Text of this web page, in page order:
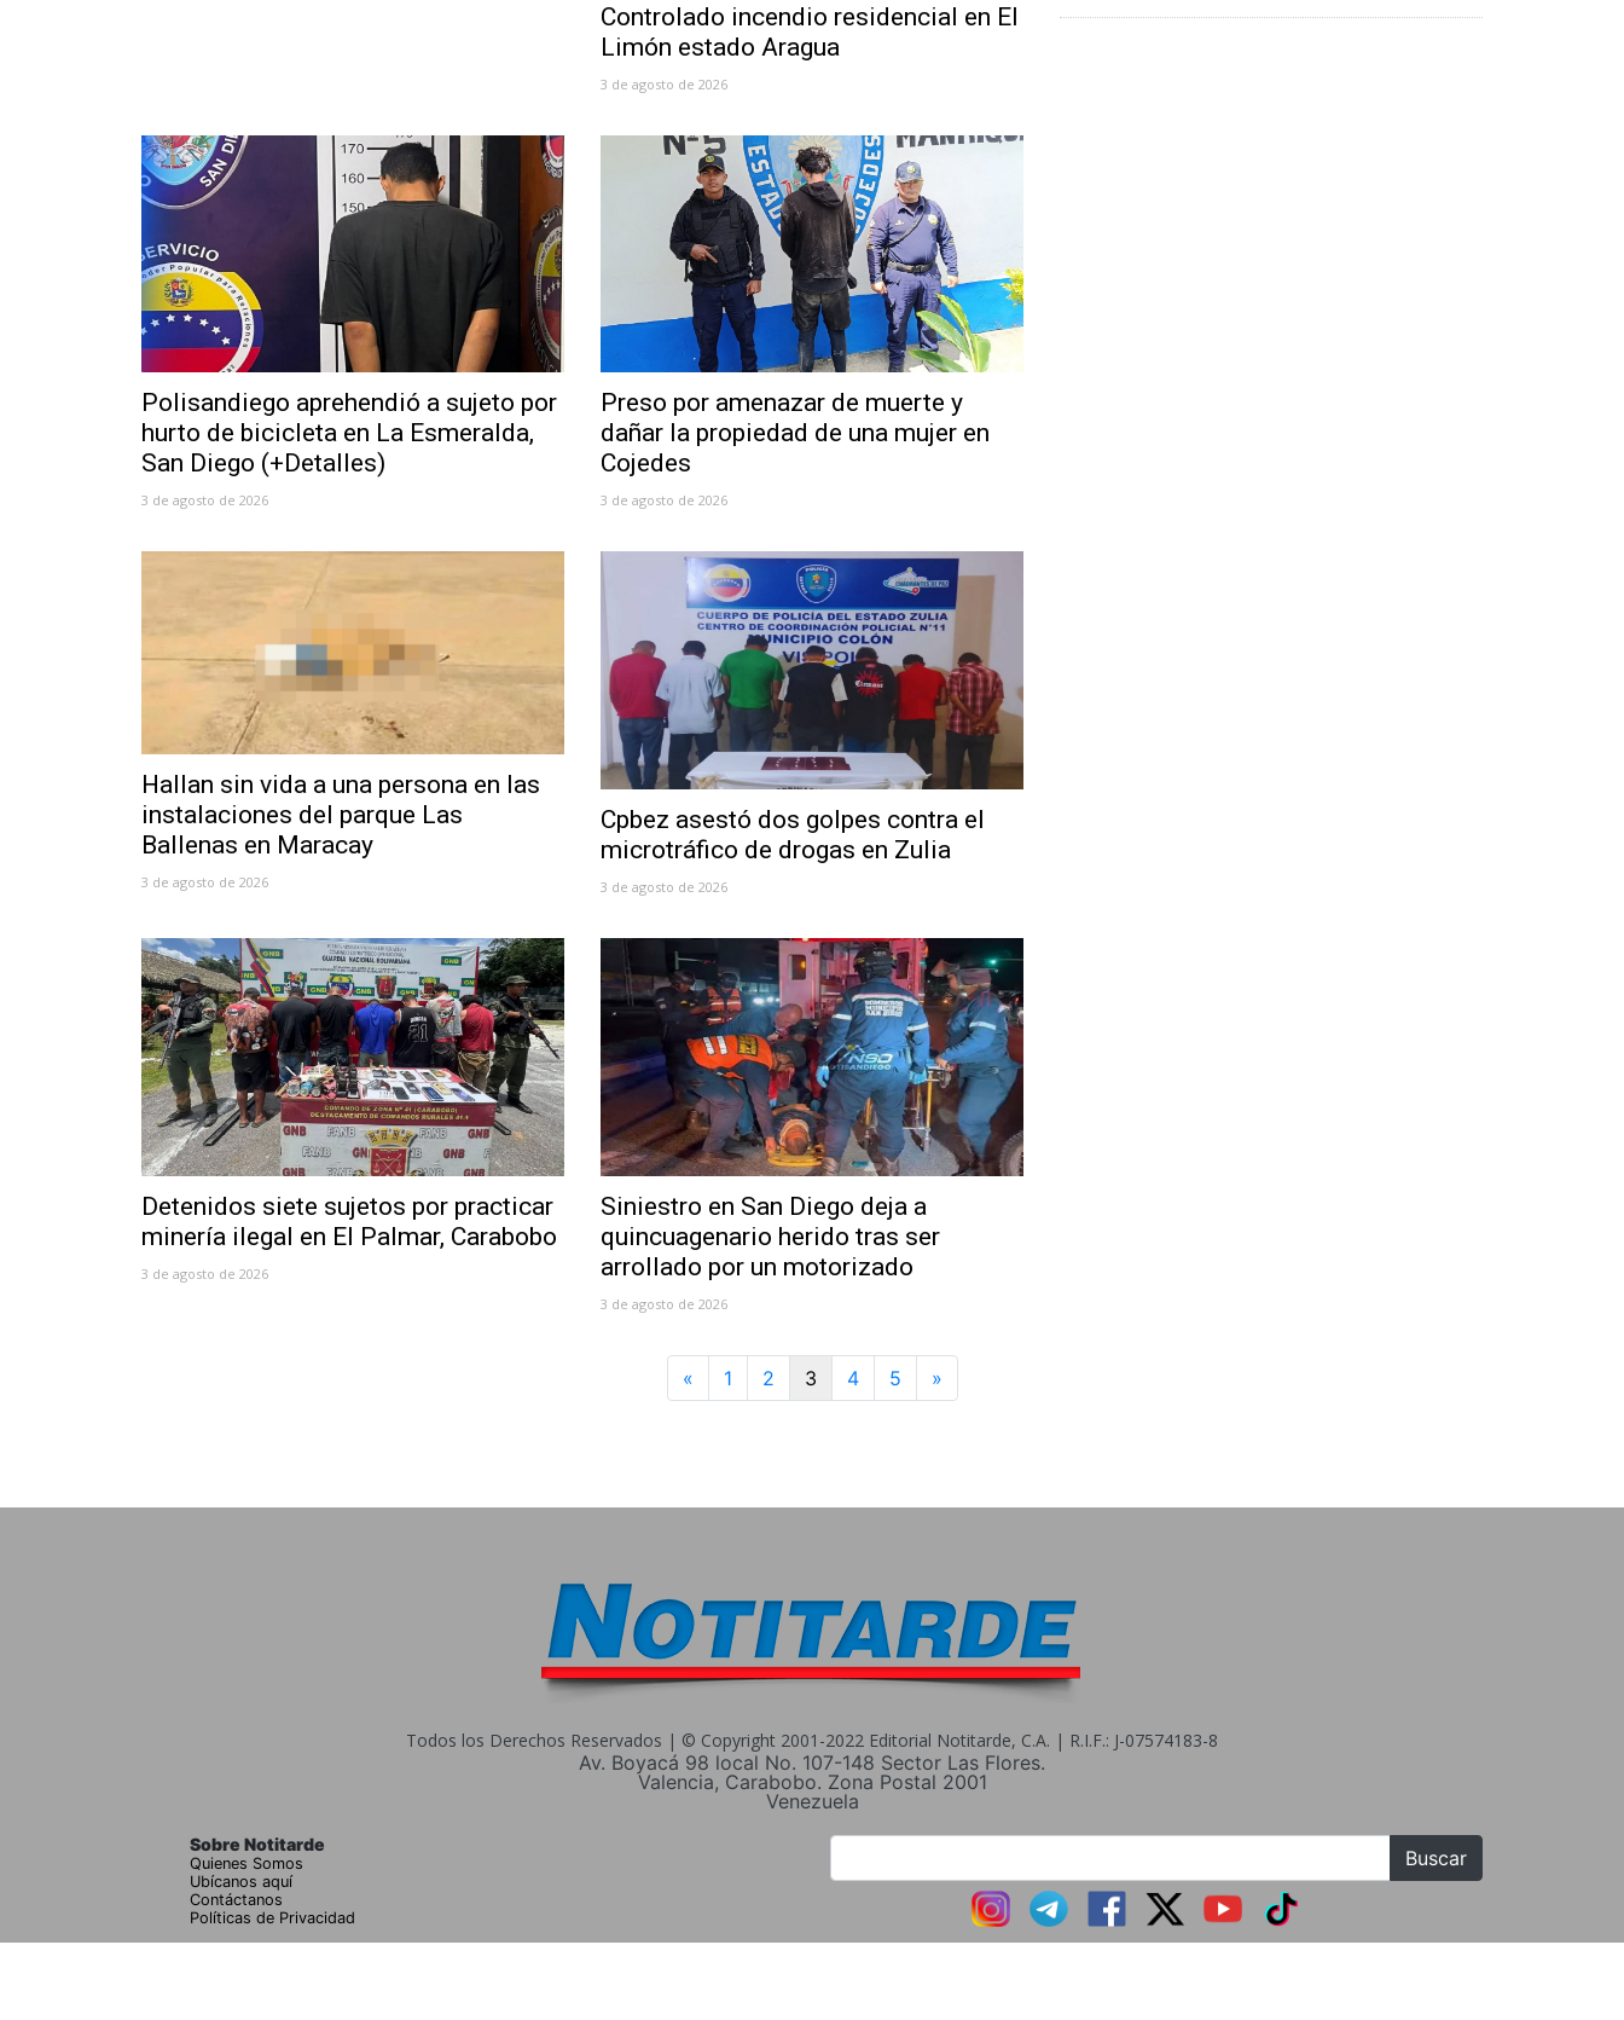
Controlado incendio residencial en El
Limón estado Aragua
3 de agosto de 2026
Polisandiego aprehendió a sujeto por
hurto de bicicleta en La Esmeralda,
San Diego (+Detalles)
3 de agosto de 2026
Preso por amenazar de muerte y
dañar la propiedad de una mujer en
Cojedes
3 de agosto de 2026
Hallan sin vida a una persona en las
instalaciones del parque Las
Ballenas en Maracay
3 de agosto de 2026
Cpbez asestó dos golpes contra el
microtráfico de drogas en Zulia
3 de agosto de 2026
Detenidos siete sujetos por practicar
minería ilegal en El Palmar, Carabobo
3 de agosto de 2026
Siniestro en San Diego deja a
quincuagenario herido tras ser
arrollado por un motorizado
3 de agosto de 2026
«Previous
1 2 3 4 5 »Next
Todos los Derechos Reservados | © Copyright 2001-2022 Editorial Notitarde, C.A. | R.I.F.: J-07574183-8
Av. Boyacá 98 local No. 107-148 Sector Las Flores.
Valencia, Carabobo. Zona Postal 2001
Venezuela
Sobre Notitarde
Quienes Somos
Ubícanos aquí
Contáctanos
Políticas de Privacidad
Buscar